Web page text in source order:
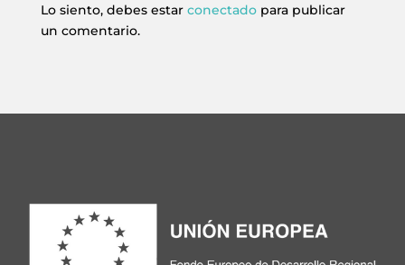
Lo siento, debes estar conectadopara publicar
un comentario.